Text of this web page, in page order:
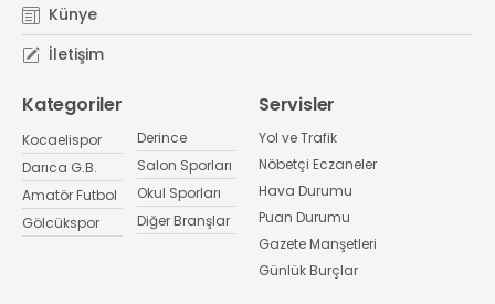
Künye
İletişim
Kategoriler
Kocaelispor
Darıca G.B.
Amatör Futbol
Gölcükspor
Derince
Salon Sporları
Okul Sporları
Diğer Branşlar
Servisler
Yol ve Trafik
Nöbetçi Eczaneler
Hava Durumu
Puan Durumu
Gazete Manşetleri
Günlük Burçlar